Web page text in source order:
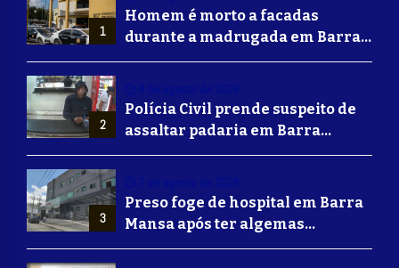
1
Homem é morto a facadas
durante a madrugada em Barra
Mansa
2
Polícia Civil prende suspeito de
assaltar padaria em Barra
Mansa
3
Preso foge de hospital em Barra
Mansa após ter algemas
retiradas para usar banheiro